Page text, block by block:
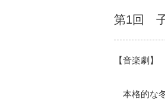
第1回 子
【音楽劇】
本格的な